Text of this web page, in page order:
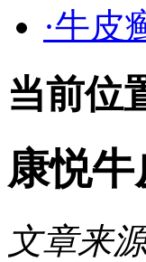
·牛皮
当前位
康悦
文章来